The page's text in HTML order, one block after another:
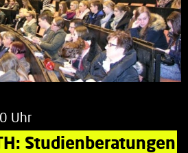
Uhr
Studienberatungen